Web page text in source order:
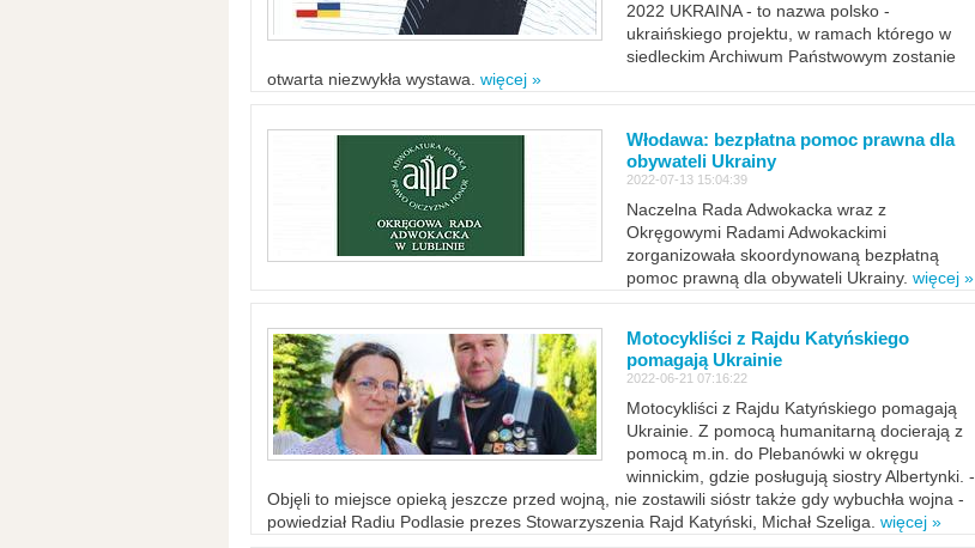
2022 UKRAINA - to nazwa polsko -
ukraińskiego projektu, w ramach którego w
siedleckim Archiwum Państwowym zostanie
otwarta niezwykła wystawa. więcej »
Włodawa: bezpłatna pomoc prawna dla
obywateli Ukrainy
2022-07-13 15:04:39
Naczelna Rada Adwokacka wraz z
Okręgowymi Radami Adwokackimi
zorganizowała skoordynowaną bezpłatną
pomoc prawną dla obywateli Ukrainy. więcej »
Motocykliści z Rajdu Katyńskiego
pomagają Ukrainie
2022-06-21 07:16:22
Motocykliści z Rajdu Katyńskiego pomagają
Ukrainie. Z pomocą humanitarną docierają z
pomocą m.in. do Plebanówki w okręgu
winnickim, gdzie posługują siostry Albertynki. -
Objęli to miejsce opieką jeszcze przed wojną, nie zostawili sióstr także gdy wybuchła wojna -
powiedział Radiu Podlasie prezes Stowarzyszenia Rajd Katyński, Michał Szeliga. więcej »